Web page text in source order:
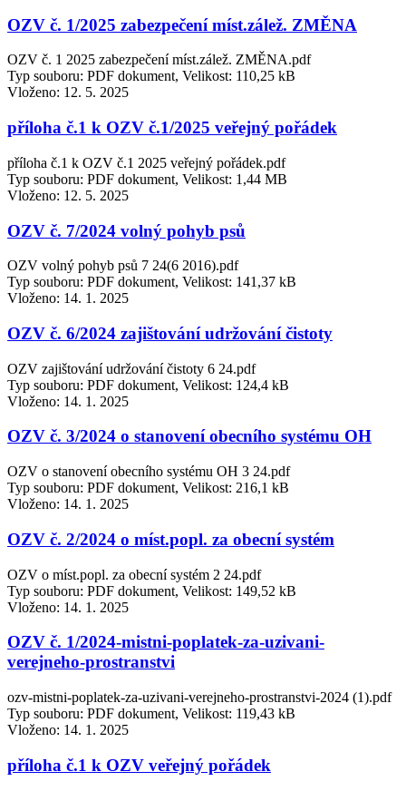
OZV č. 1/2025 zabezpečení míst.zálež. ZMĚNA
OZV č. 1 2025 zabezpečení míst.zálež. ZMĚNA.pdf
Typ souboru: PDF dokument, Velikost: 110,25 kB
Vloženo: 12. 5. 2025
příloha č.1 k OZV č.1/2025 veřejný pořádek
příloha č.1 k OZV č.1 2025 veřejný pořádek.pdf
Typ souboru: PDF dokument, Velikost: 1,44 MB
Vloženo: 12. 5. 2025
OZV č. 7/2024 volný pohyb psů
OZV volný pohyb psů 7 24(6 2016).pdf
Typ souboru: PDF dokument, Velikost: 141,37 kB
Vloženo: 14. 1. 2025
OZV č. 6/2024 zajištování udržování čistoty
OZV zajištování udržování čistoty 6 24.pdf
Typ souboru: PDF dokument, Velikost: 124,4 kB
Vloženo: 14. 1. 2025
OZV č. 3/2024 o stanovení obecního systému OH
OZV o stanovení obecního systému OH 3 24.pdf
Typ souboru: PDF dokument, Velikost: 216,1 kB
Vloženo: 14. 1. 2025
OZV č. 2/2024 o míst.popl. za obecní systém
OZV o míst.popl. za obecní systém 2 24.pdf
Typ souboru: PDF dokument, Velikost: 149,52 kB
Vloženo: 14. 1. 2025
OZV č. 1/2024-mistni-poplatek-za-uzivani-
verejneho-prostranstvi
ozv-mistni-poplatek-za-uzivani-verejneho-prostranstvi-2024 (1).pdf
Typ souboru: PDF dokument, Velikost: 119,43 kB
Vloženo: 14. 1. 2025
příloha č.1 k OZV veřejný pořádek